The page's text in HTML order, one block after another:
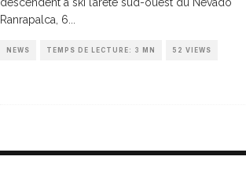
Ranrapalca, 6
NEWS TEMPS DE LECTURE: 3 MN 52 VIEWS